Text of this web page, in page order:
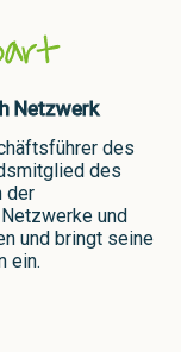
Netzwerk
des
des
der
und
und bringt seine
ein.